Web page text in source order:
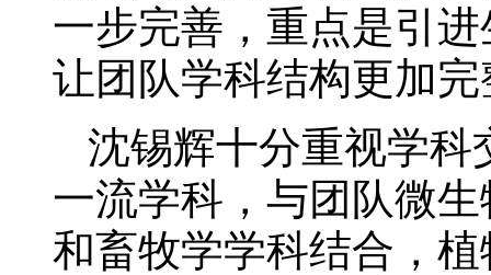
一步完善，重点是引
让团队学科结构更加
沈锡辉十分重视学科
一流学科，与团队微
和畜牧学学科结合，